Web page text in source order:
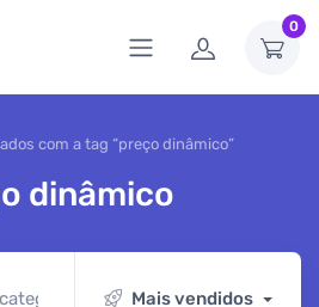
0
com a tag “preço dinâmico”
dinâmico
Mais vendidos